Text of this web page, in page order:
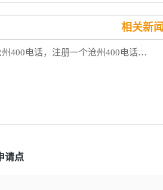
相关新闻
如何注册沧州400电话，注册一个沧州400电话要多久
请点